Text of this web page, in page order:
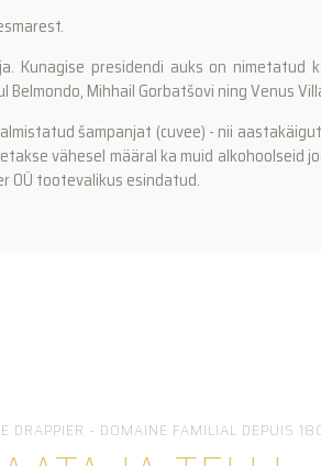
Kunagise presidendi auks on nimetatud
Mihhail Gorbatšovi ning Venus
šampanjat (cuvee) - nii
vähesel määral ka muid
OÜ tootevalikus esindatud.
DRAPPIER - DOMAINE FAMILIAL DEPUIS